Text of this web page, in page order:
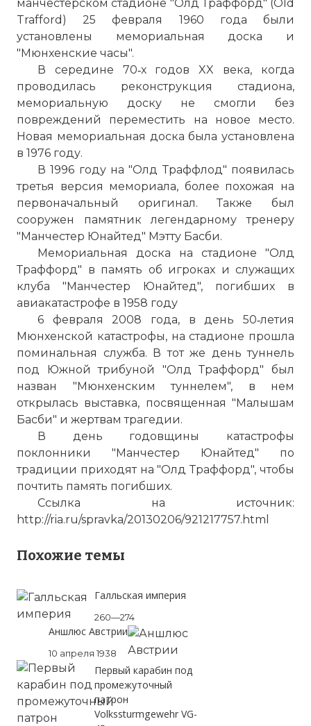
манчестерском стадионе "Олд Траффорд" (Old
Trafford) 25 февраля 1960 года были
установлены мемориальная доска и
"Мюнхенские часы".
В середине 70‑х годов XX века, когда
проводилась реконструкция стадиона,
мемориальную доску не смогли без
повреждений переместить на новое место.
Новая мемориальная доска была установлена
в 1976 году.
В 1996 году на "Олд Траффлод" появилась
третья версия мемориала, более похожая на
первоначальный оригинал. Также был
сооружен памятник легендарному тренеру
"Манчестер Юнайтед" Мэтту Басби.
Мемориальная доска на стадионе "Олд
Траффорд" в память об игроках и служащих
клуба "Манчестер Юнайтед", погибших в
авиакатастрофе в 1958 году
6 февраля 2008 года, в день 50‑летия
Мюнхенской катастрофы, на стадионе прошла
поминальная служба. В тот же день туннель
под Южной трибуной "Олд Траффорд" был
назван "Мюнхенским туннелем", в нем
открылась выставка, посвященная "Малышам
Басби" и жертвам трагедии.
В день годовщины катастрофы
поклонники "Манчестер Юнайтед" по
традиции приходят на "Олд Траффорд", чтобы
почтить память погибших.
Ссылка на источник:
http://ria.ru/spravka/20130206/921217757.html
Похожие темы
Галльская империя
260—274
Аншлюс Австрии
10 апреля 1938
Первый карабин под
промежуточный
патрон
Volkssturmgewehr VG-